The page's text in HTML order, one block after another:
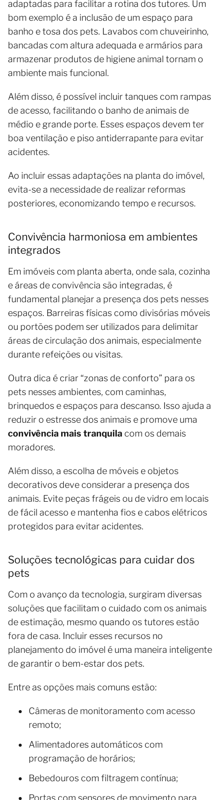
adaptadas para facilitar a rotina dos tutores. Um
bom exemplo é a inclusão de um espaço para
banho e tosa dos pets. Lavabos com chuveirinho,
bancadas com altura adequada e armários para
armazenar produtos de higiene animal tornam o
ambiente mais funcional.
Além disso, é possível incluir tanques com rampas
de acesso, facilitando o banho de animais de
médio e grande porte. Esses espaços devem ter
boa ventilação e piso antiderrapante para evitar
acidentes.
Ao incluir essas adaptações na planta do imóvel,
evita-se a necessidade de realizar reformas
posteriores, economizando tempo e recursos.
Convivência harmoniosa em ambientes
integrados
Em imóveis com planta aberta, onde sala, cozinha
e áreas de convivência são integradas, é
fundamental planejar a presença dos pets nesses
espaços. Barreiras físicas como divisórias móveis
ou portões podem ser utilizados para delimitar
áreas de circulação dos animais, especialmente
durante refeições ou visitas.
Outra dica é criar “zonas de conforto” para os
pets nesses ambientes, com caminhas,
brinquedos e espaços para descanso. Isso ajuda a
reduzir o estresse dos animais e promove uma
convivência mais tranquila com os demais
moradores.
Além disso, a escolha de móveis e objetos
decorativos deve considerar a presença dos
animais. Evite peças frágeis ou de vidro em locais
de fácil acesso e mantenha fios e cabos elétricos
protegidos para evitar acidentes.
Soluções tecnológicas para cuidar dos
pets
Com o avanço da tecnologia, surgiram diversas
soluções que facilitam o cuidado com os animais
de estimação, mesmo quando os tutores estão
fora de casa. Incluir esses recursos no
planejamento do imóvel é uma maneira inteligente
de garantir o bem-estar dos pets.
Entre as opções mais comuns estão:
Câmeras de monitoramento com acesso
remoto;
Alimentadores automáticos com
programação de horários;
Bebedouros com filtragem contínua;
Portas com sensores de movimento para